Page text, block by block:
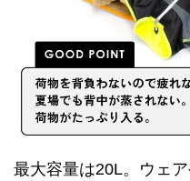
最大容量は20L。ウェ